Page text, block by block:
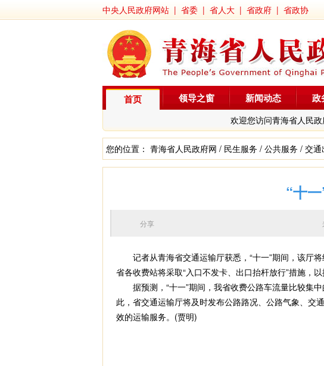
中央人民政府网站 | 省委 | 省人大 | 省政府 | 省政协
首页
欢迎您访问青海省人民
领导之窗 新闻动态 政
您的位置： 青海省人民政府网 / 民生服务 / 公共服务 / 交通
“十
分享
记者从青海省交通运输厅获悉，“十一”期间，该厅
省各收费站将采取“入口不发卡、出口抬杆放行”措施，以
据预测，“十一”期间，我省收费公路车流量比较集
此，省交通运输厅将及时发布公路路况、公路气象、交
效的运输服务。(贾明)